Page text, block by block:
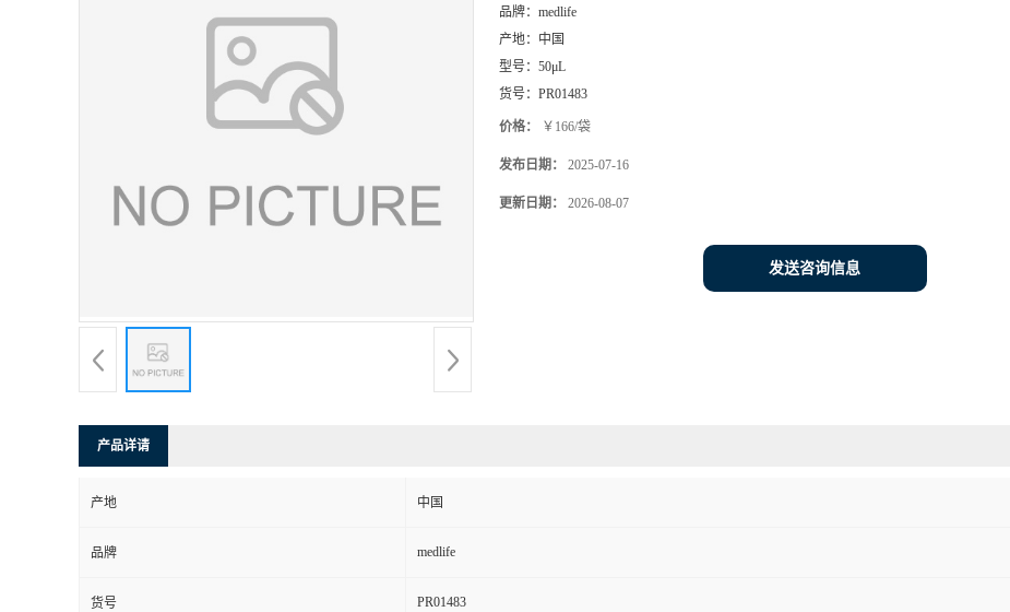
品牌： medlife
产地： 中国
型号： 50μL
货号： PR01483
价格： ￥166/袋
发布日期： 2025-07-16
更新日期： 2026-08-07
发送咨询信息
产品详请
产地 中国
品牌 medlife
货号 PR01483